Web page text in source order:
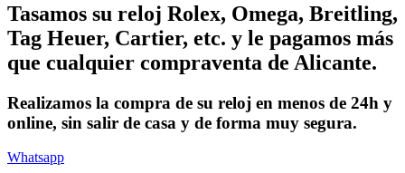
Tasamos su reloj Rolex, Omega, Breitling,
Tag Heuer, Cartier, etc. y le pagamos más
que cualquier compraventa de Alicante.
Realizamos la compra de su reloj en menos de 24h y
online, sin salir de casa y de forma muy segura.
Whatsapp